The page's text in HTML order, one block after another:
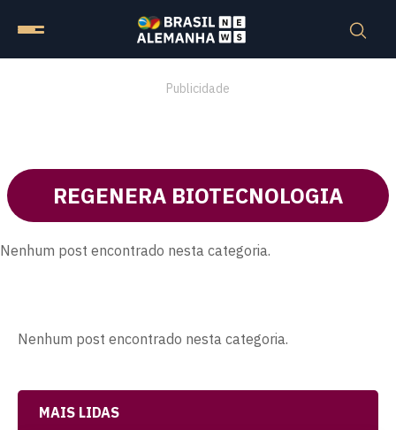
Publicidade
REGENERA BIOTECNOLOGIA
Nenhum post encontrado nesta categoria.
Nenhum post encontrado nesta categoria.
MAIS LIDAS